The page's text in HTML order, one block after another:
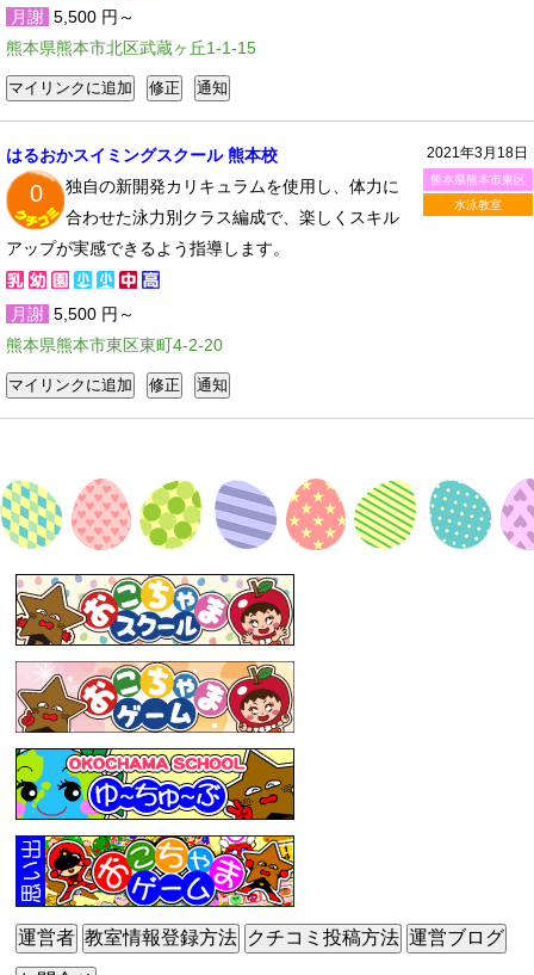
月謝 5,500 円～
熊本県熊本市北区武蔵ヶ丘1-1-15
2021年3月18日
熊本県熊本市東区
水泳教室
はるおかスイミングスクール 熊本校
0
独自の新開発カリキュラムを使用し、体力に
合わせた泳力別クラス編成で、楽しくスキル
アップが実感できるよう指導します。
月謝 5,500 円～
熊本県熊本市東区東町4-2-20